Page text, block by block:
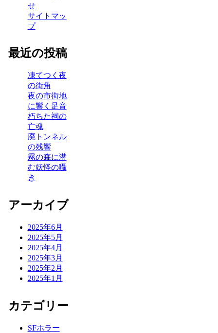
せ
サイトマッ
プ
最近の投稿
凍てつく夜
の街角
夜の市街地
に響く足音
朽ちた祠の
亡魂
廃トンネル
の残響
霧の森に潜
む妖怪の囁
き
アーカイブ
2025年6月
2025年5月
2025年4月
2025年3月
2025年2月
2025年1月
カテゴリー
SFホラー